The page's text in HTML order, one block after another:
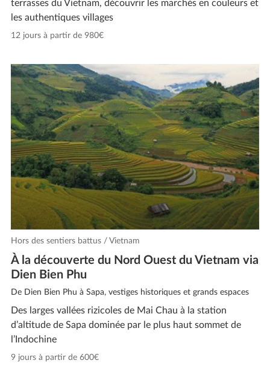
terrasses du Vietnam, découvrir les marchés en couleurs et
les authentiques villages
12 jours à partir de 980€
Hors des sentiers battus / Vietnam
À la découverte du Nord Ouest du Vietnam via
Dien Bien Phu
De Dien Bien Phu à Sapa, vestiges historiques et grands espaces
Des larges vallées rizicoles de Mai Chau à la station
d’altitude de Sapa dominée par le plus haut sommet de
l’Indochine
9 jours à partir de 600€